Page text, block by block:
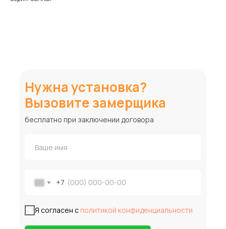
Нужна установка?
Вызовите замерщика
+7
Я согласен с политикой конфиденциальности
бесплатно при заключении договора